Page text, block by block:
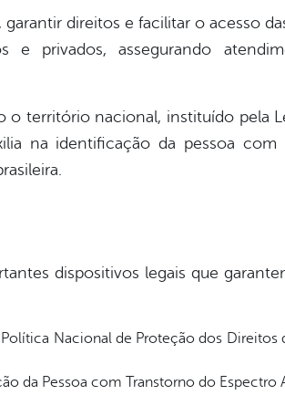
direitos e facilitar o acesso
e privados, assegurando
território nacional, instituído pela
na identificação da pessoa com
dispositivos legais que
Nacional de Proteção dos
da Pessoa com Transtorno do Espectro